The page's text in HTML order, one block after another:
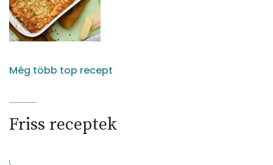
Még több top recept
Friss receptek